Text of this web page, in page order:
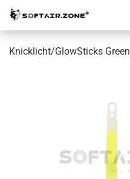
Knicklicht/GlowSticks Green